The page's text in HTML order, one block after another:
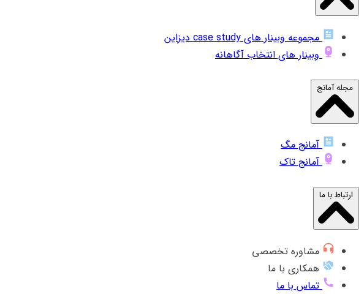
مجموعه وبینار های case study دیزاین
وبینار های انتخاب آگاهانه
مجله آمانج
آمانج مگ
آمانج تاک
ارتباط با ما
مشاوره تخصصی
همکاری با ما
تماس با ما